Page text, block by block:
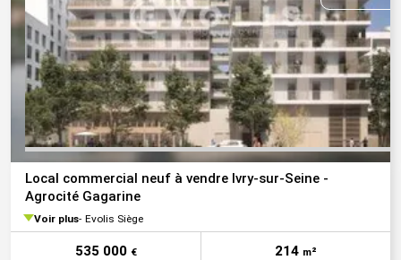
Local commercial neuf à vendre Ivry-sur-Seine -
Agrocité Gagarine
Voir plus Evolis Siège
535 000 € 214 m²